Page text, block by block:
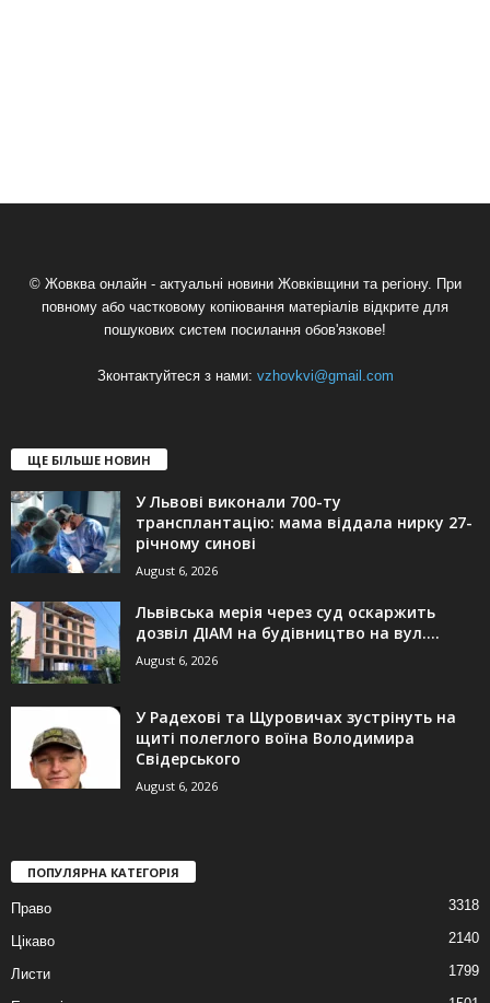
© Жовква онлайн - актуальні новини Жовківщини та регіону. При
повному або частковому копіювання матеріалів відкрите для
пошукових систем посилання обов'язкове!
Зконтактуйтеся з нами: vzhovkvi@gmail.com
ЩЕ БІЛЬШЕ НОВИН
У Львові виконали 700-ту
трансплантацію: мама віддала нирку 27-
річному синові
August 6, 2026
Львівська мерія через суд оскаржить
дозвіл ДІАМ на будівництво на вул....
August 6, 2026
У Радехові та Щуровичах зустрінуть на
щиті полеглого воїна Володимира
Свідерського
August 6, 2026
ПОПУЛЯРНА КАТЕГОРІЯ
Право 3318
Цікаво 2140
Листи 1799